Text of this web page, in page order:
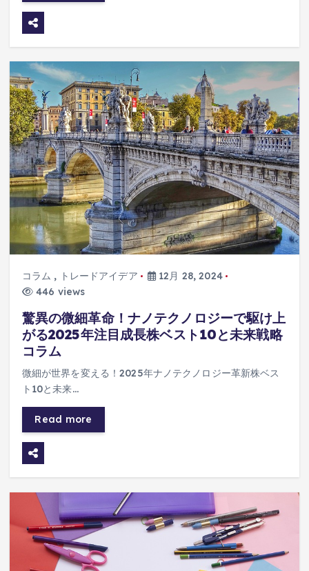
コラム , トレードアイデア
12月 28, 2024
446 views
驚異の微細革命！ナノテクノロジーで駆け上
がる2025年注目成長株ベスト10と未来戦略
コラム
微細が世界を変える！2025年ナノテクノロジー革新株ベス
ト10と未来…
Read more